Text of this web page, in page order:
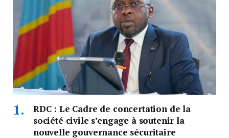
RDC : Le Cadre de concertation de la
société civile s’engage à soutenir la
nouvelle gouvernance sécuritaire